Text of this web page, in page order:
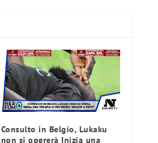
Consulto in Belgio, Lukaku
non si opererà Inizia una